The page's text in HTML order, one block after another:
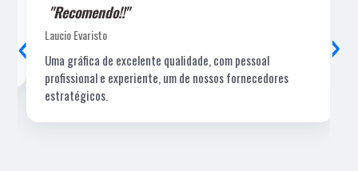
"Recomendo!!"
Laucio Evaristo
Uma gráfica de excelente qualidade, com pessoal
profissional e experiente, um de nossos fornecedores
estratégicos.
‹ ›